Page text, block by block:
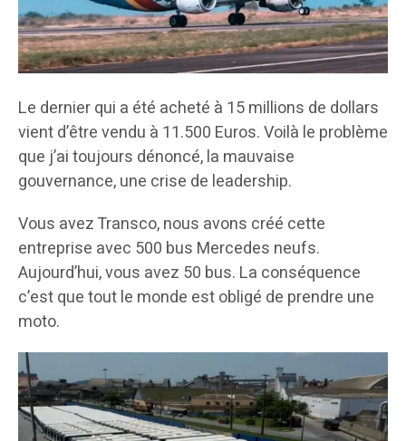
Le dernier qui a été acheté à 15 millions de dollars
vient d’être vendu à 11.500 Euros. Voilà le problème
que j’ai toujours dénoncé, la mauvaise
gouvernance, une crise de leadership.
Vous avez Transco, nous avons créé cette
entreprise avec 500 bus Mercedes neufs.
Aujourd’hui, vous avez 50 bus. La conséquence
c’est que tout le monde est obligé de prendre une
moto.